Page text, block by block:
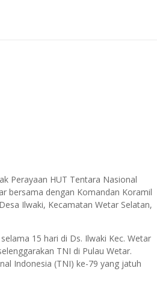
Perayaan HUT Tentara Nasional
bersama dengan Komandan Koramil
Ilwaki, Kecamatan Wetar Selatan,
15 hari di Ds. Ilwaki Kec. Wetar
TNI di Pulau Wetar.
Indonesia (TNI) ke-79 yang jatuh